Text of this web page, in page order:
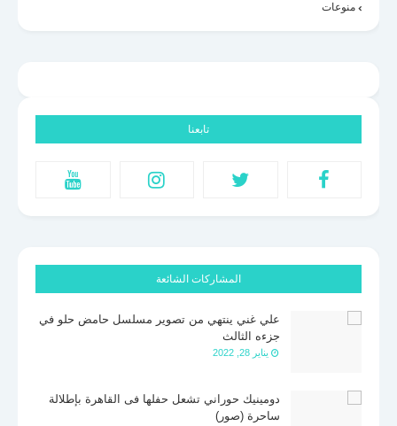
منوعات
تابعنا
المشاركات الشائعة
علي غني ينتهي من تصوير مسلسل حامض حلو في
جزءه الثالث
يناير 28, 2022
دومينيك حوراني تشعل حفلها فى القاهرة بإطلالة
ساحرة (صور)